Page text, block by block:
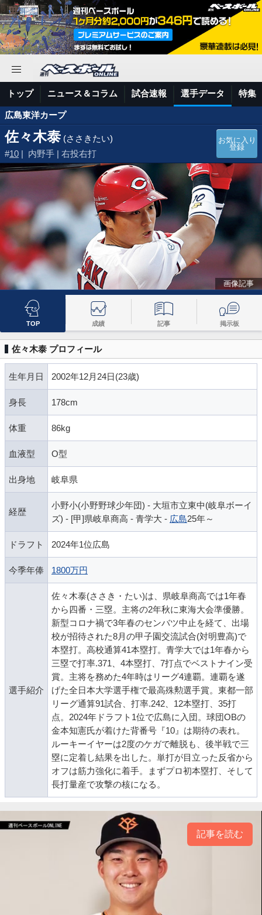
トップ ニュース＆コラム 試合速報 選手データ 特集
広島東洋カープ
佐々木泰 (ささきたい)
#10 | 内野手 | 右投右打
お気に入り
登録
画像記事
TOP 成績 記事 掲示板
佐々木泰 プロフィール
生年月日 2002年12月24日(23歳)
身長 178cm
体重 86kg
血液型 O型
出身地 岐阜県
経歴
小野小(小野野球少年団) - 大垣市立東中(岐阜ボーイ
ズ) - [甲]県岐阜商高 - 青学大 - 広島25年～
ドラフト 2024年1位広島
今季年俸 1800万円
選手紹介
佐々木泰(ささき・たい)は、県岐阜商高では1年春
から四番・三塁。主将の2年秋に東海大会準優勝。
新型コロナ禍で3年春のセンバツ中止を経て、出場
校が招待された8月の甲子園交流試合(対明豊高)で
本塁打。高校通算41本塁打。青学大では1年春から
三塁で打率.371、4本塁打、7打点でベストナイン受
賞。主将を務めた4年時はリーグ4連覇。連覇を遂
げた全日本大学選手権で最高殊勲選手賞。東都一部
リーグ通算91試合、打率.242、12本塁打、35打
点。2024年ドラフト1位で広島に入団。球団OBの
金本知憲氏が着けた背番号『10』は期待の表れ。
ルーキーイヤーは2度のケガで離脱も、後半戦で三
塁に定着し結果を出した。単打が目立った反省から
オフは筋力強化に着手。まずプロ初本塁打、そして
長打量産で攻撃の核になる。
記事を読む